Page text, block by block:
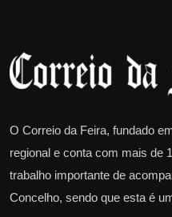
O Correio da Feira, fundado
regional e conta com mais de
trabalho importante de
Concelho, sendo que esta é